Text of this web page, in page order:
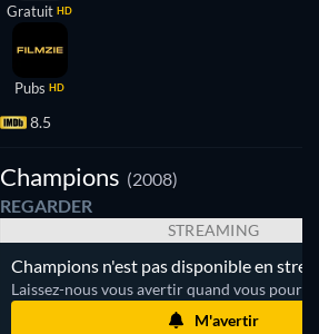
Gratuit HD
Pubs HD
8.5
Champions (2008)
REGARDER
STREAMING
Champions n'est pas disponible en
Laissez-nous vous avertir quand vous
M'avertir